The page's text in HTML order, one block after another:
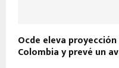
Ocde eleva
Colombia y prevé un